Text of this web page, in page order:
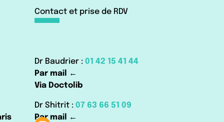
Contact et prise de RDV
Dr Baudrier : 01 42 15 41 44
Par mail ←
Via Doctolib
Dr Shitrit : 07 63 66 51 09
Par mail ←